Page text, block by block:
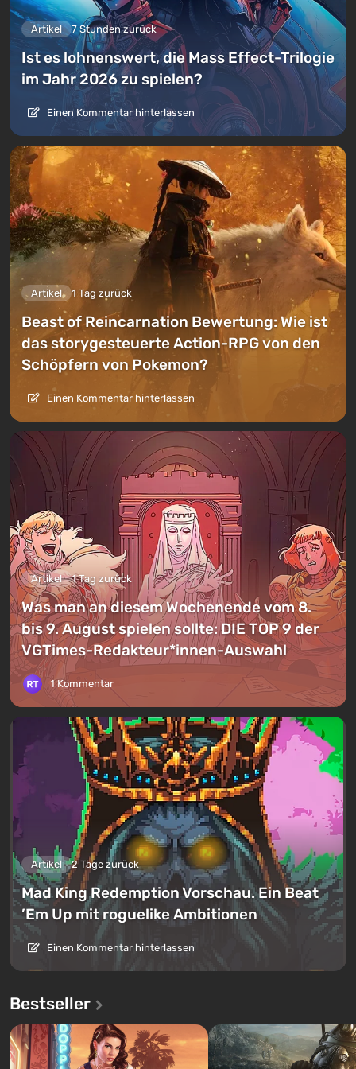
Artikel 7 Stunden zurück
Ist es lohnenswert, die Mass Effect-Trilogie
im Jahr 2026 zu spielen?
Einen Kommentar hinterlassen
Artikel 1 Tag zurück
Beast of Reincarnation Bewertung: Wie ist
das storygesteuerte Action-RPG von den
Schöpfern von Pokemon?
Einen Kommentar hinterlassen
Artikel 1 Tag zurück
Was man an diesem Wochenende vom 8.
bis 9. August spielen sollte: DIE TOP 9 der
VGTimes-Redakteur*innen-Auswahl
1 Kommentar
Artikel 2 Tage zurück
Mad King Redemption Vorschau. Ein Beat
’Em Up mit roguelike Ambitionen
Einen Kommentar hinterlassen
Bestseller